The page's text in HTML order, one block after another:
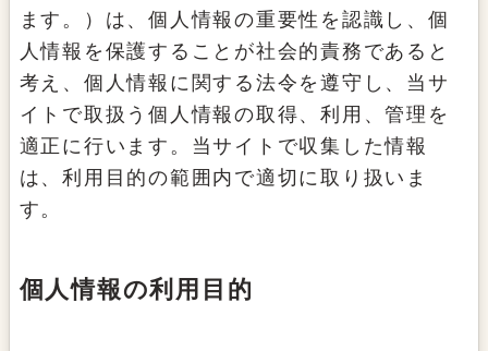
ます。）は、個人情報の重要性を認識し、個
人情報を保護することが社会的責務であると
考え、個人情報に関する法令を遵守し、当サ
イトで取扱う個人情報の取得、利用、管理を
適正に行います。当サイトで収集した情報
は、利用目的の範囲内で適切に取り扱いま
す。
個人情報の利用目的